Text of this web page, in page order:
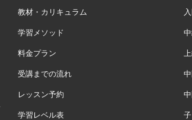
教材・カリキュラム
学習メソッド
料金プラン
受講までの流れ
レッスン予約
学習レベル表